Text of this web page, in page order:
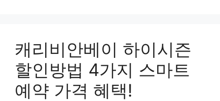
캐리비안베이 하이시즌
할인방법 4가지 스마트
예약 가격 혜택!